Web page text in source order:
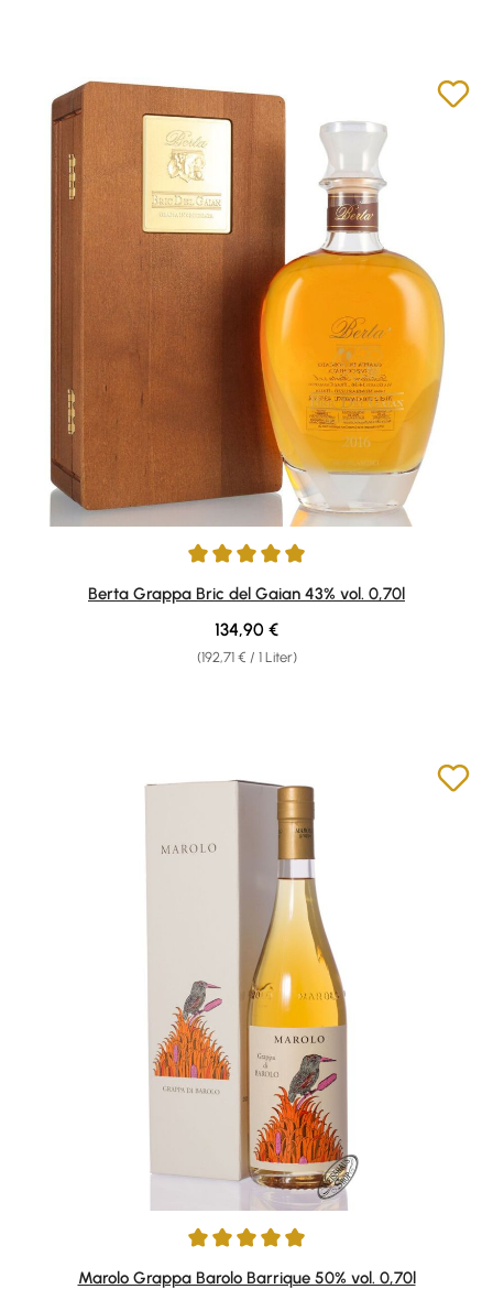
Durchschnittliche Bewertung von 4.97 von 5 Sternen
Berta Grappa Bric del Gaian 43% vol. 0,70l
(192,71 € / 1 Liter)
Regulärer Preis:
134,90 €
Durchschnittliche Bewertung von 4.9 von 5 Sternen
Marolo Grappa Barolo Barrique 50% vol. 0,70l